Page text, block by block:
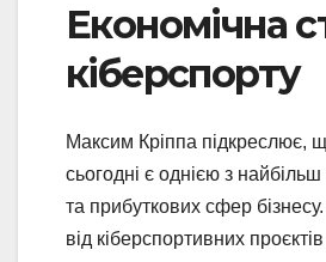
Економічна
кіберспорту
Максим Кріппа підкреслює,
сьогодні є однією з
та прибуткових сфер
від кіберспортивних